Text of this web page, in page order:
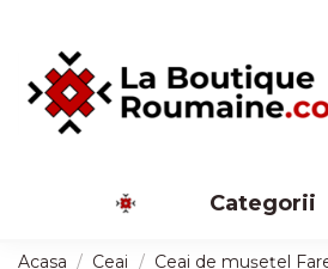
Categorii
Acasa Ceai Ceai de mușețel